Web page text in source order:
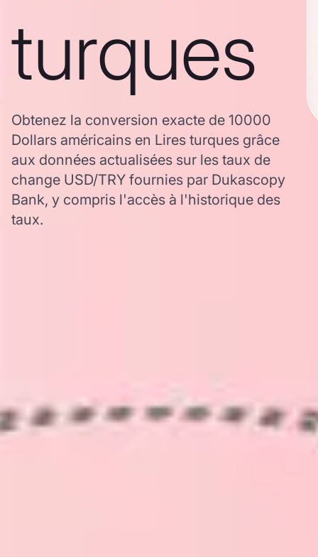
turques
Obtenez la conversion exacte de 10000
Dollars américains en Lires turques grâce
aux données actualisées sur les taux de
change USD/TRY fournies par Dukascopy
Bank, y compris l'accès à l'historique des
taux.